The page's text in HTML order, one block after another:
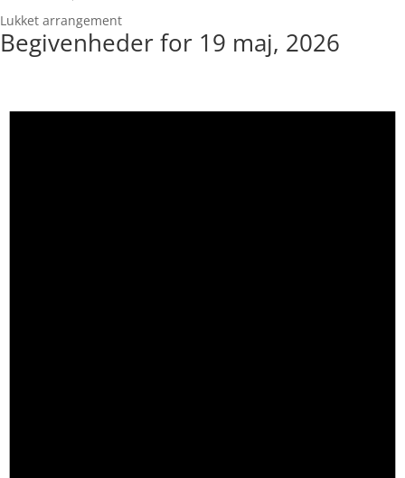
Lukket arrangement
Begivenheder for 19 maj, 2026